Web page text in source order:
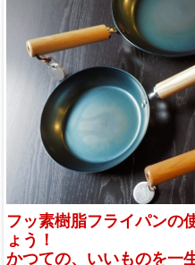
フッ素樹脂フライパンの
ょう！
かつての、いいものを一